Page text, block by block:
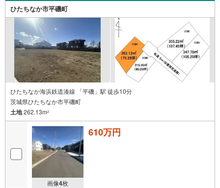
ひたちなか市平磯町
ひたちなか海浜鉄道湊線 「平磯」駅 徒歩10分
茨城県ひたちなか市平磯町
土地262.13m2
画像4枚
610万円